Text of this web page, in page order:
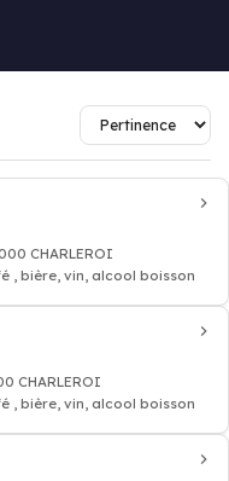
CHARLEROI
, bière, vin, alcool boisson
CHARLEROI
, bière, vin, alcool boisson